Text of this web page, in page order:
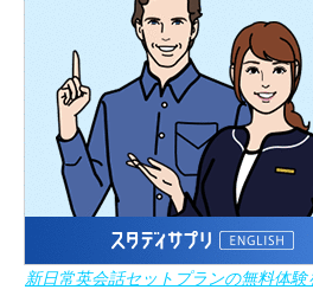
新日常英会話セットプランの無料体験